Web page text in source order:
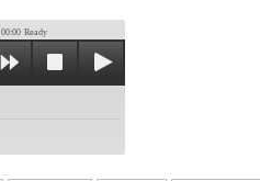
00:00 Ready